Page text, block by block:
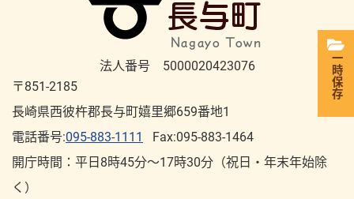
法人番号 5000020423076
〒851-2185
長崎県西彼杵郡長与町嬉里郷659番地1
電話番号:095-883-1111
Fax:095-883-1464
開庁時間：平⽇8時45分～17時30分（祝⽇・年末年始除
く）
一時保存